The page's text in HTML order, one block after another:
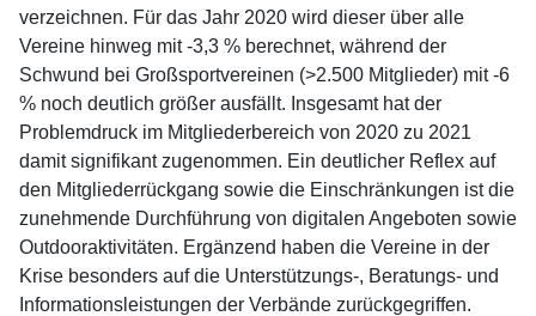
verzeichnen. Für das Jahr 2020 wird dieser über alle
Vereine hinweg mit -3,3 % berechnet, während der
Schwund bei Großsportvereinen (>2.500 Mitglieder) mit -6
% noch deutlich größer ausfällt. Insgesamt hat der
Problemdruck im Mitgliederbereich von 2020 zu 2021
damit signifikant zugenommen. Ein deutlicher Reflex auf
den Mitgliederrückgang sowie die Einschränkungen ist die
zunehmende Durchführung von digitalen Angeboten sowie
Outdooraktivitäten. Ergänzend haben die Vereine in der
Krise besonders auf die Unterstützungs-, Beratungs- und
Informationsleistungen der Verbände zurückgegriffen.